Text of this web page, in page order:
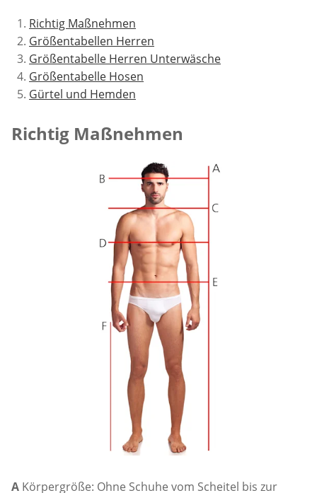
Richtig Maßnehmen
Größentabellen Herren
Größentabelle Herren Unterwäsche
Größentabelle Hosen
Gürtel und Hemden
Richtig Maßnehmen
A Körpergröße: Ohne Schuhe vom Scheitel bis zur